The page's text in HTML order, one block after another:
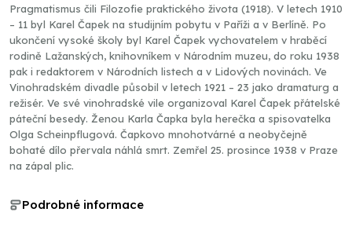
Pragmatismus čili Filozofie praktického života (1918). V letech 1910
– 11 byl Karel Čapek na studijním pobytu v Paříži a v Berlíně. Po
ukončení vysoké školy byl Karel Čapek vychovatelem v hraběcí
rodině Lažanských, knihovníkem v Národním muzeu, do roku 1938
pak i redaktorem v Národních listech a v Lidových novinách. Ve
Vinohradském divadle působil v letech 1921 – 23 jako dramaturg a
režisér. Ve své vinohradské vile organizoval Karel Čapek přátelské
páteční besedy. Ženou Karla Čapka byla herečka a spisovatelka
Olga Scheinpflugová. Čapkovo mnohotvárné a neobyčejně
bohaté dílo přervala náhlá smrt. Zemřel 25. prosince 1938 v Praze
na zápal plic.
Podrobné informace